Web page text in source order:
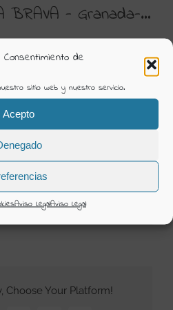
de
sitio web y nuestro servicio.
Acepto
Aviso LegalAviso Legal
1.-FIESTA BRAVA - Granada-25
Fernandez
Enero 2023
Choose Your Platform!